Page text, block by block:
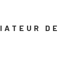
DE